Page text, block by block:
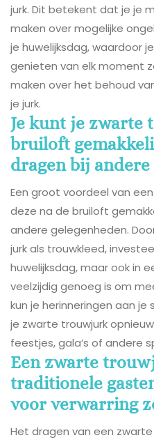
jurk. Dit betekent dat je je
maken over mogelijke
je huwelijksdag, waardoor
genieten van elk moment
maken over het behoud
je jurk.
Je kunt je zwarte
bruiloft
dragen bij andere
Een groot voordeel van
deze na de bruiloft
andere gelegenheden.
jurk als trouwkleed,
huwelijksdag, maar ook in
veelzijdig genoeg is om
kun je herinneringen aan
je zwarte trouwjurk
feestjes, gala’s of andere
Een zwarte
traditionele
voor verwarring
Het dragen van een